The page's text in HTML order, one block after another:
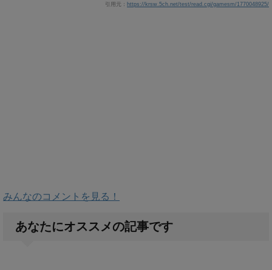
引用元： https://krsw.5ch.net/test/read.cgi/gamesm/1770048925/
みんなのコメントを見る！
あなたにオススメの記事です